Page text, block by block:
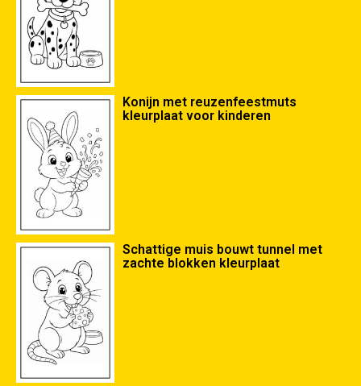
Konijn met reuzenfeestmuts
kleurplaat voor kinderen
Schattige muis bouwt tunnel met
zachte blokken kleurplaat